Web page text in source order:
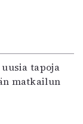
tapoja
matkailun